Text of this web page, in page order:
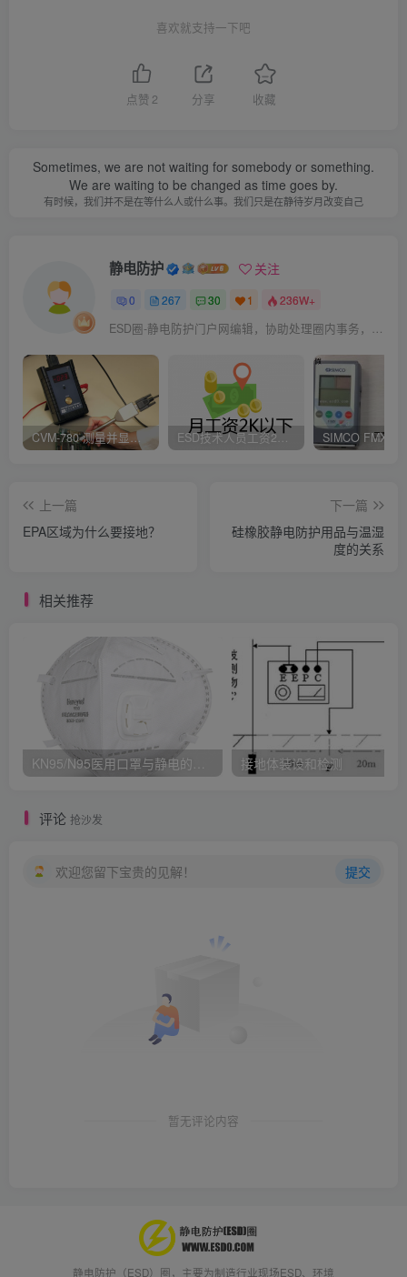
喜欢就支持一下吧
点赞 2 分享 收藏
Sometimes, we are not waiting for somebody or something.
We are waiting to be changed as time goes by.
有时候，我们并不是在等什么人或什么事。我们只是在静待岁月改变自己
静电防护 关注
0 267 30 1 236W+
CVM-780 测量并显示实时静电压数据、操作说明 ESD技术人员工资2K以下，你相信吗？
上一篇
EPA区域为什么要接地？
下一篇
硅橡胶静电防护用品与温湿
度的关系
相关推荐
接地体装设和检测
评论 抢沙发
欢迎您留下宝贵的见解！ 提交
暂无评论内容
静电防护（ESD）圈，主要为制造行业现场ESD、环境